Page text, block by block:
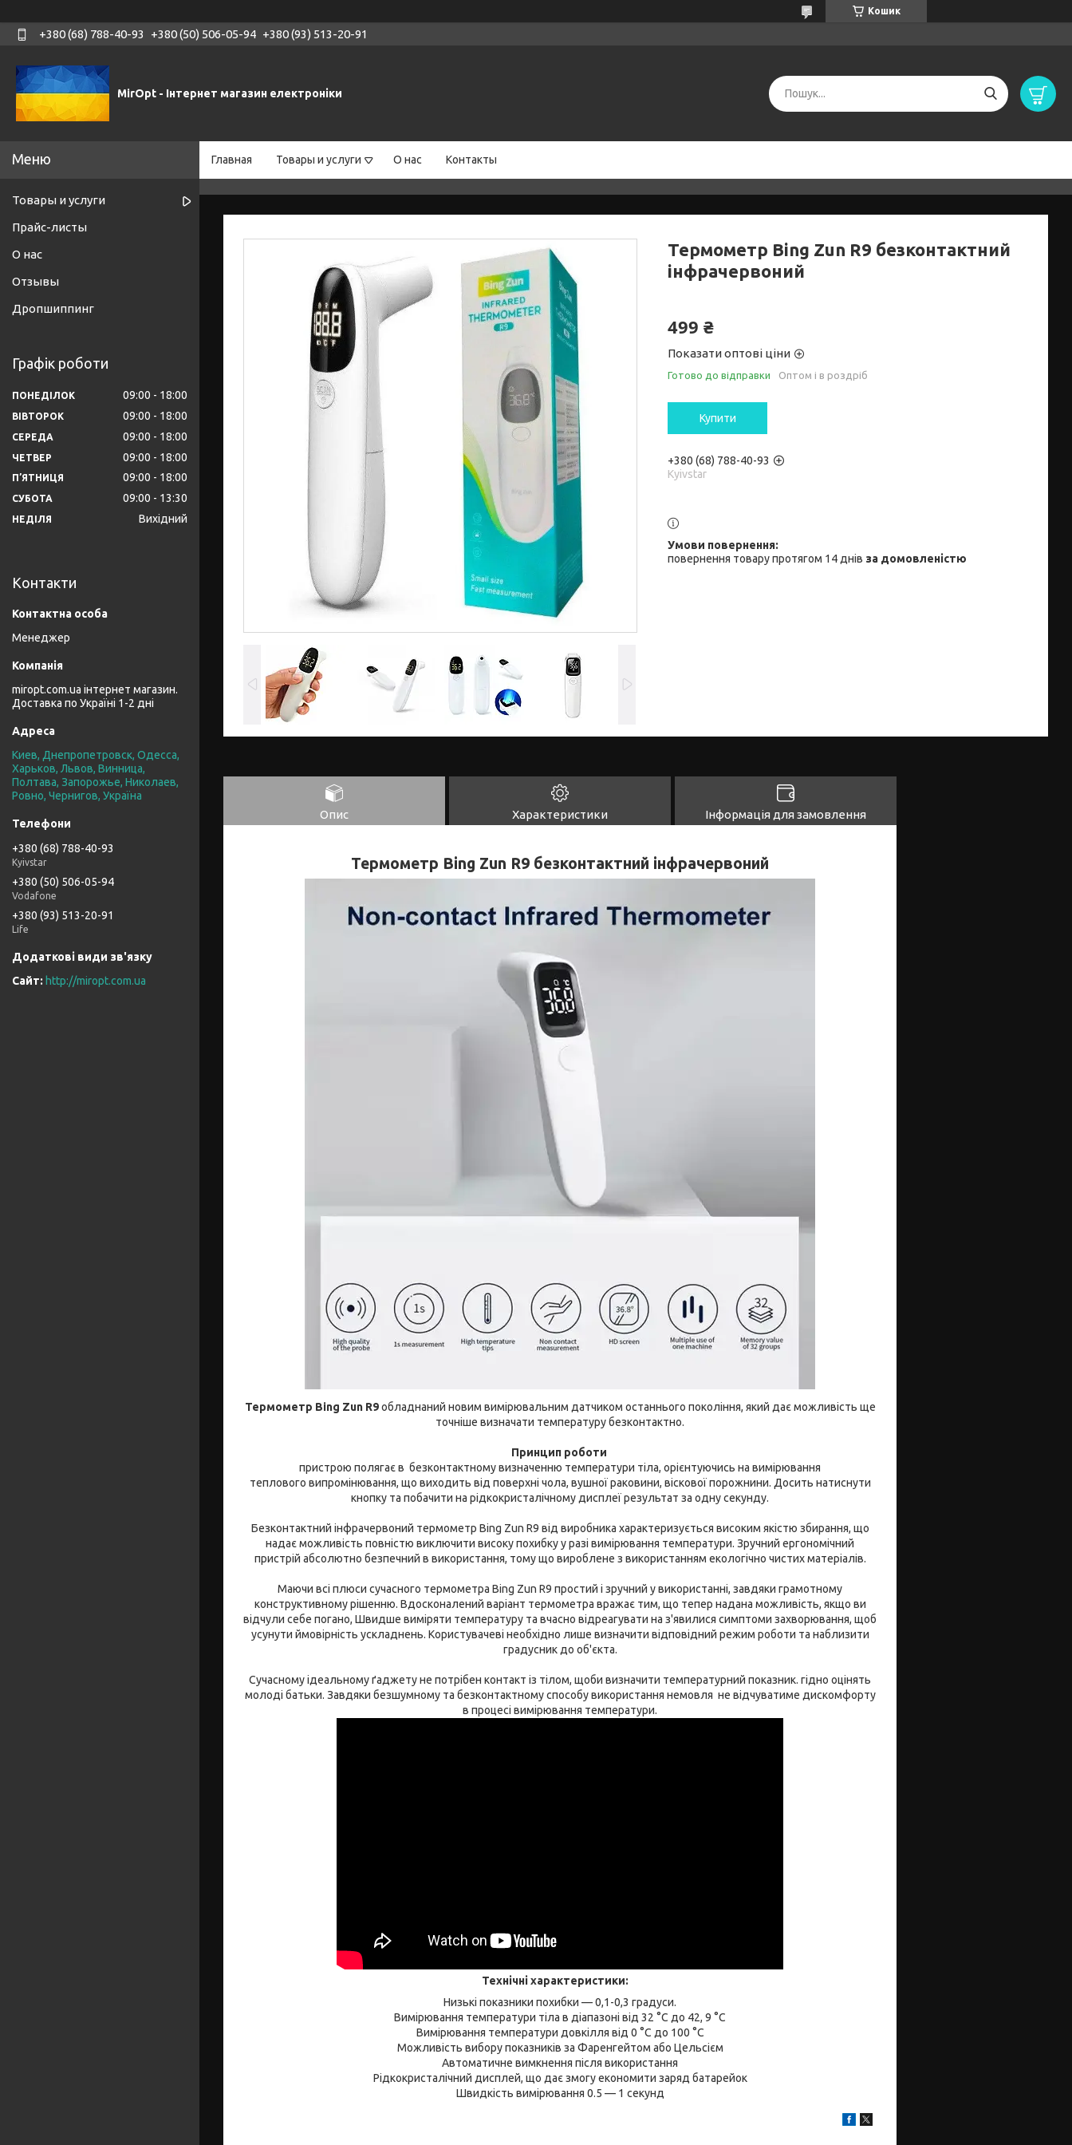
Кошик
+380 (68) 788-40-93 +380 (50) 506-05-94 +380 (93) 513-20-91
MirOpt - Інтернет магазин електроніки
Главная Товары и услуги О нас Контакты
Термометр Bing Zun R9 безконтактний
інфрачервоний
499 ₴
Показати оптові ціни
Готово до відправки Оптом і в роздріб
Купити
+380 (68) 788-40-93
Kyivstar
повернення товару протягом 14 днів за домовленістю
Опис Характеристики Інформація для замовлення
Термометр Bing Zun R9 безконтактний інфрачервоний
Термометр Bing Zun R9обладнаний новим вимірювальним датчиком останнього покоління, який дає можливість ще
точніше визначати температуру безконтактно.
Принцип роботи
пристрою полягає в безконтактному визначенню температури тіла, орієнтуючись на вимірювання
теплового випромінювання, що виходить від поверхні чола, вушної раковини, віскової порожнини. Досить натиснути
кнопку та побачити на рідкокристалічному дисплеї результат за одну секунду.
Безконтактний інфрачервоний термометр Bing Zun R9 від виробника характеризується високим якістю збирання, що
надає можливість повністю виключити високу похибку у разі вимірювання температури. Зручний ергономічний
пристрій абсолютно безпечний в використання, тому що вироблене з використанням екологічно чистих матеріалів.
Маючи всі плюси сучасного термометра Bing Zun R9 простий і зручний у використанні, завдяки грамотному
конструктивному рішенню. Вдосконалений варіант термометра вражає тим, що тепер надана можливість, якщо ви
відчули себе погано, Швидше виміряти температуру та вчасно відреагувати на з'явилися симптоми захворювання, щоб
усунути ймовірність ускладнень. Користувачеві необхідно лише визначити відповідний режим роботи та наблизити
градусник до об'єкта.
Сучасному ідеальному ґаджету не потрібен контакт із тілом, щоби визначити температурний показник. гідно оцінять
молоді батьки. Завдяки безшумному та безконтактному способу використання немовля не відчуватиме дискомфорту
в процесі вимірювання температури.
Технічні характеристики:
Низькі показники похибки — 0,1-0,3 градуси.
Вимірювання температури тіла в діапазоні від 32 °C до 42, 9 °C
Вимірювання температури довкілля від 0 °C до 100 °C
Можливість вибору показників за Фаренгейтом або Цельсієм
Автоматичне вимкнення після використання
Рідкокристалічний дисплей, що дає змогу економити заряд батарейок
Швидкість вимірювання 0.5 — 1 секунд
Товары и услуги
Прайс-листы
О нас
Отзывы
Дропшиппинг
Графік роботи
ПОНЕДІЛОК 09:00 18:00
ВІВТОРОК 09:00 18:00
СЕРЕДА 09:00 18:00
ЧЕТВЕР 09:00 18:00
ПʼЯТНИЦЯ 09:00 18:00
СУБОТА 09:00 13:30
НЕДІЛЯ Вихідний
Контакти
Менеджер
miropt.com.ua інтернет магазин.
Доставка по Україні 1-2 дні
Киев, Днепропетровск, Одесса,
Харьков, Львов, Винница,
Полтава, Запорожье, Николаев,
Ровно, Чернигов, Україна
+380 (68) 788-40-93
Kyivstar
+380 (50) 506-05-94
Vodafone
+380 (93) 513-20-91
Life
http://miropt.com.ua